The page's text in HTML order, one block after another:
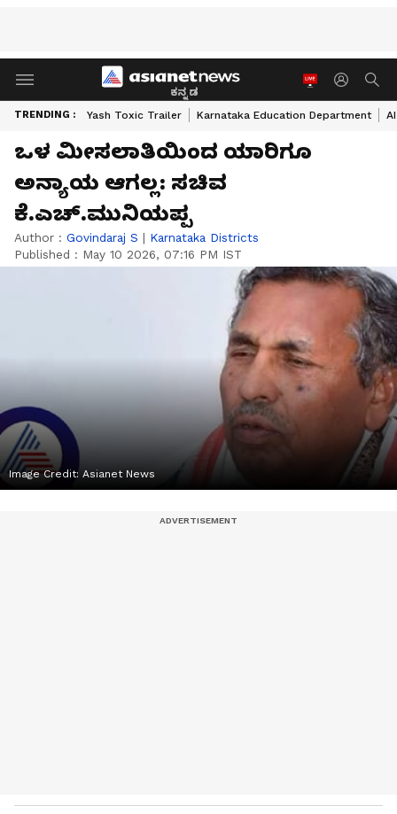
ಕನ್ನಡ
TRENDING : Yash Toxic Trailer Karnataka Education Department
ಒಳ ಮೀಸಲಾತಿಯಿಂದ ಯಾರಿಗೂ
ಅನ್ಯಾಯ ಆಗಲ್ಲ: ಸಚಿವ
ಕೆ.ಎಚ್‌.ಮುನಿಯಪ್ಪ
Author : Govindaraj S | Karnataka Districts
Published : May 10 2026, 07:16 PM IST
Image Credit: Asianet News